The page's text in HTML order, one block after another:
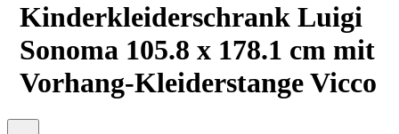
Kinderkleiderschrank Luigi
Sonoma 105.8 x 178.1 cm mit
Vorhang-Kleiderstange Vicco